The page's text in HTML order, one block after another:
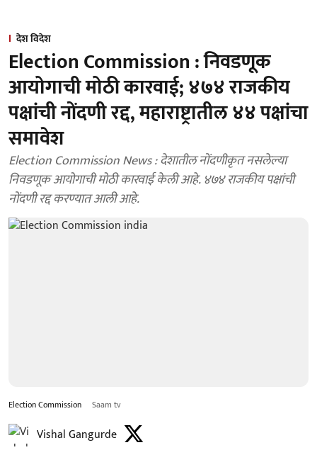
देश विदेश
Election Commission : निवडणूक
आयोगाची मोठी कारवाई; ४७४ राजकीय
पक्षांची नोंदणी रद्द, महाराष्ट्रातील ४४ पक्षांचा
समावेश
Election Commission News : देशातील नोंदणीकृत नसलेल्या
निवडणूक आयोगाची मोठी कारवाई केली आहे. ४७४ राजकीय पक्षांची
नोंदणी रद्द करण्यात आली आहे.
Election Commission Saam tv
Vishal Gangurde